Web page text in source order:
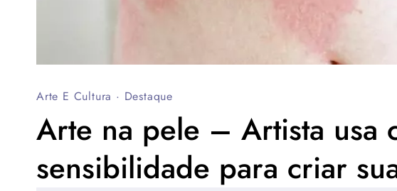
Arte E Cultura · Destaque
Arte na pele – Artista usa
sensibilidade para criar